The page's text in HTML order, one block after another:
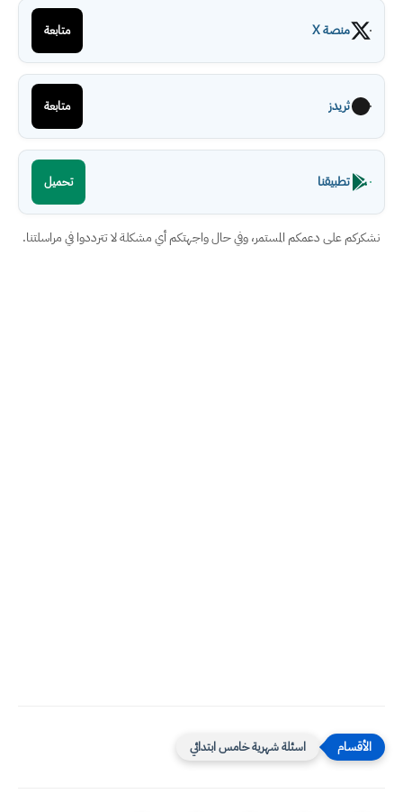
منصة X متابعة
ثريدز متابعة
تطبيقنا تحميل
نشكركم على دعمكم المستمر، وفي حال واجهتكم أي مشكلة لا تترددوا في مراسلتنا.
اسئلة شهرية خامس ابتدائي